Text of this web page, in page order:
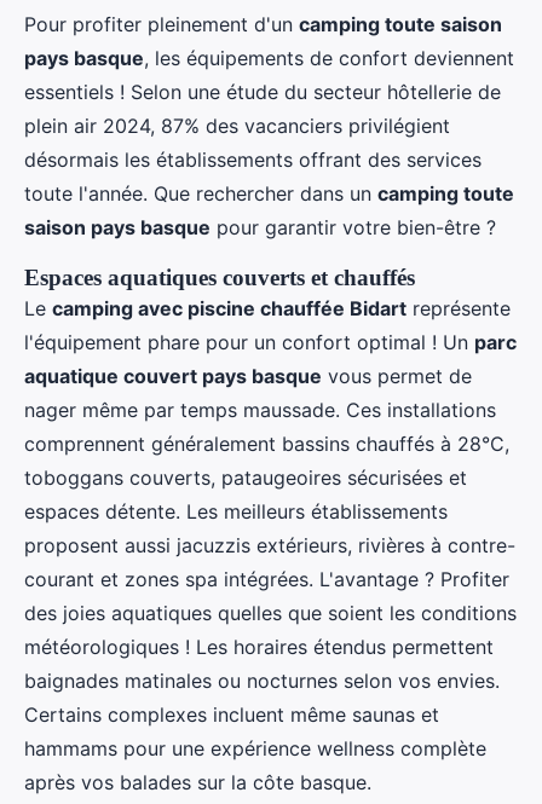
Pour profiter pleinement d'un camping toute saison
pays basque, les équipements de confort deviennent
essentiels ! Selon une étude du secteur hôtellerie de
plein air 2024, 87% des vacanciers privilégient
désormais les établissements offrant des services
toute l'année. Que rechercher dans un camping toute
saison pays basque pour garantir votre bien-être ?
Espaces aquatiques couverts et chauffés
Le camping avec piscine chauffée Bidart représente
l'équipement phare pour un confort optimal ! Un parc
aquatique couvert pays basque vous permet de
nager même par temps maussade. Ces installations
comprennent généralement bassins chauffés à 28°C,
toboggans couverts, pataugeoires sécurisées et
espaces détente. Les meilleurs établissements
proposent aussi jacuzzis extérieurs, rivières à contre-
courant et zones spa intégrées. L'avantage ? Profiter
des joies aquatiques quelles que soient les conditions
météorologiques ! Les horaires étendus permettent
baignades matinales ou nocturnes selon vos envies.
Certains complexes incluent même saunas et
hammams pour une expérience wellness complète
après vos balades sur la côte basque.